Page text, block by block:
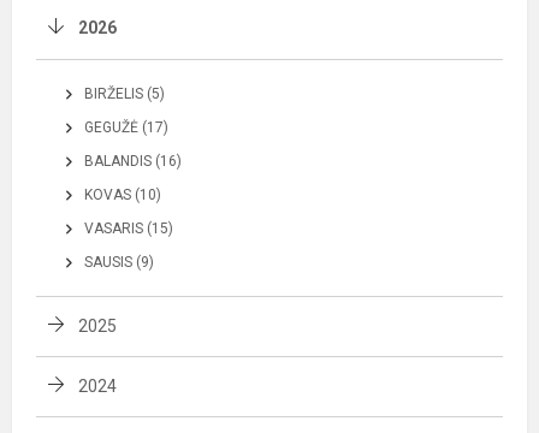
2026
BIRŽELIS (5)
GEGUŽĖ (17)
BALANDIS (16)
KOVAS (10)
VASARIS (15)
SAUSIS (9)
2025
2024